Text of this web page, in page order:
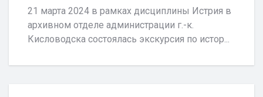
21 марта 2024 в рамках дисциплины Истрия в
архивном отделе администрации г.-к.
Кисловодска состоялась экскурсия по истор...